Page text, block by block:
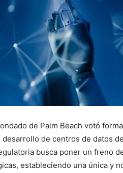
de Palm Beach votó
de centros de datos
busca poner un freno
estableciendo una única y